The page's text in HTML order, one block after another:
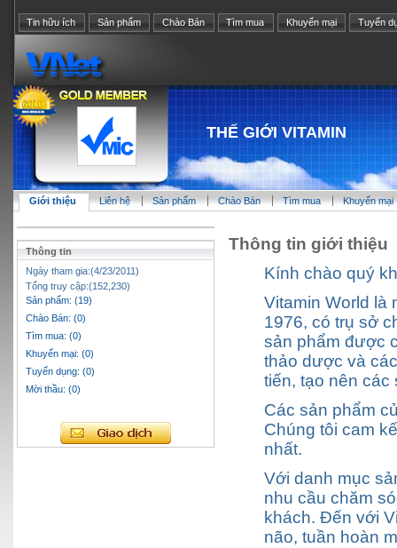
Tin hữu ích Sản phẩm Chào Bán Tìm mua Khuyến mại Tuyển
THẾ GIỚI VITAMIN
Giới thiệu Liên hệ Sản phẩm Chào Bán Tìm mua Khuyến mại
Thông tin
Ngày tham gia:(4/23/2011)
Tổng truy cập:(152,230)
Sản phẩm: (19)
Chào Bán: (0)
Tìm mua: (0)
Khuyến mại: (0)
Tuyển dụng: (0)
Mời thầu: (0)
Thông tin giới thiệu
Kính chào quý
Vitamin World là
1976, có trụ sở
sản phẩm được
thảo dược và
tiến, tạo nên các
Các sản phẩm
Chúng tôi cam
nhất.
Với danh mục
nhu cầu chăm
khách. Đến với
não, tuần hoàn